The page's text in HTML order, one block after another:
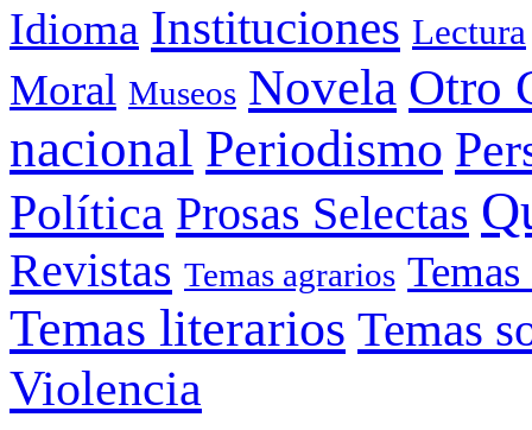
Idioma Instituciones Lectura
Moral Museos Novela Otro
nacional Periodismo
Política Prosas Selectas
Revistas Temas agrarios
Temas literarios Temas
Violencia